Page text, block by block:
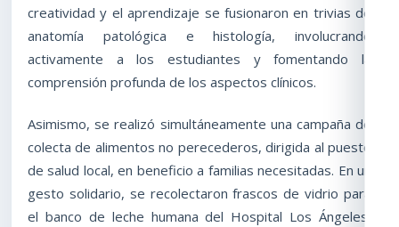
creatividad y el aprendizaje se fusionaron en trivias de
anatomía patológica e histología, involucrando
activamente a los estudiantes y fomentando la
comprensión profunda de los aspectos clínicos.
Asimismo, se realizó simultáneamente una campaña de
colecta de alimentos no perecederos, dirigida al puesto
de salud local, en beneficio a familias necesitadas. En un
gesto solidario, se recolectaron frascos de vidrio para
el banco de leche humana del Hospital Los Ángeles,